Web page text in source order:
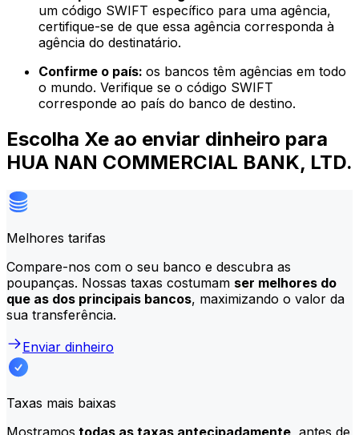
um código SWIFT específico para uma agência,
certifique-se de que essa agência corresponda à
agência do destinatário.
Confirme o país: os bancos têm agências em todo
o mundo. Verifique se o código SWIFT
corresponde ao país do banco de destino.
Escolha Xe ao enviar dinheiro para
HUA NAN COMMERCIAL BANK, LTD.
Melhores tarifas
Compare-nos com o seu banco e descubra as
poupanças. Nossas taxas costumam ser melhores do
que as dos principais bancos, maximizando o valor da
sua transferência.
Enviar dinheiro
Taxas mais baixas
Mostramos todas as taxas antecipadamente, antes de